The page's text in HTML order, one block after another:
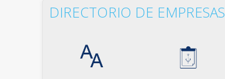
DIRECTORIO DE EMPRESAS